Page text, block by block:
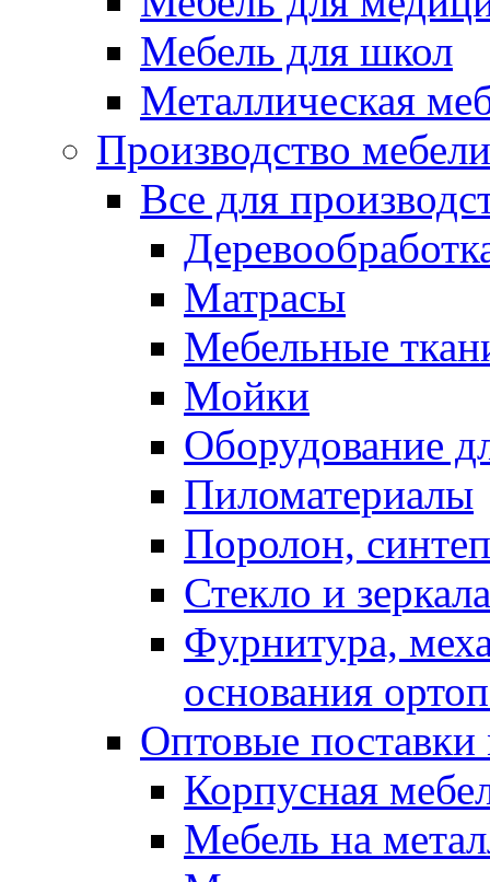
Мебель для школ
Металлическая
Производство мебели
Все для
Матрасы
Мебельные
Мойки
Оборудование
Пиломатериалы
Поролон,
Стекло и зеркала
Фурнитура,
основания
Оптовые поставки
Корпусная
Мебель на